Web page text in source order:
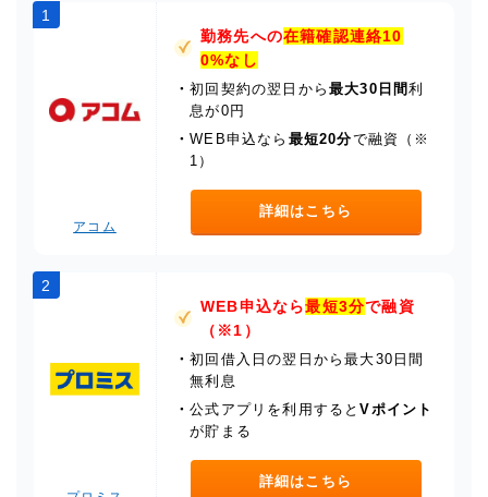
1
アコム
勤務先への在籍確認連絡10
0%なし
・初回契約の翌日から最大30日間利
息が0円
・WEB申込なら 最短20分で融資（※
1）
詳細はこちら
2
WEB申込なら最短3分で融資
（※1）
・初回借入日の翌日から最大30日間
無利息
・公式アプリを利用するとVポイント
が貯まる
詳細はこちら